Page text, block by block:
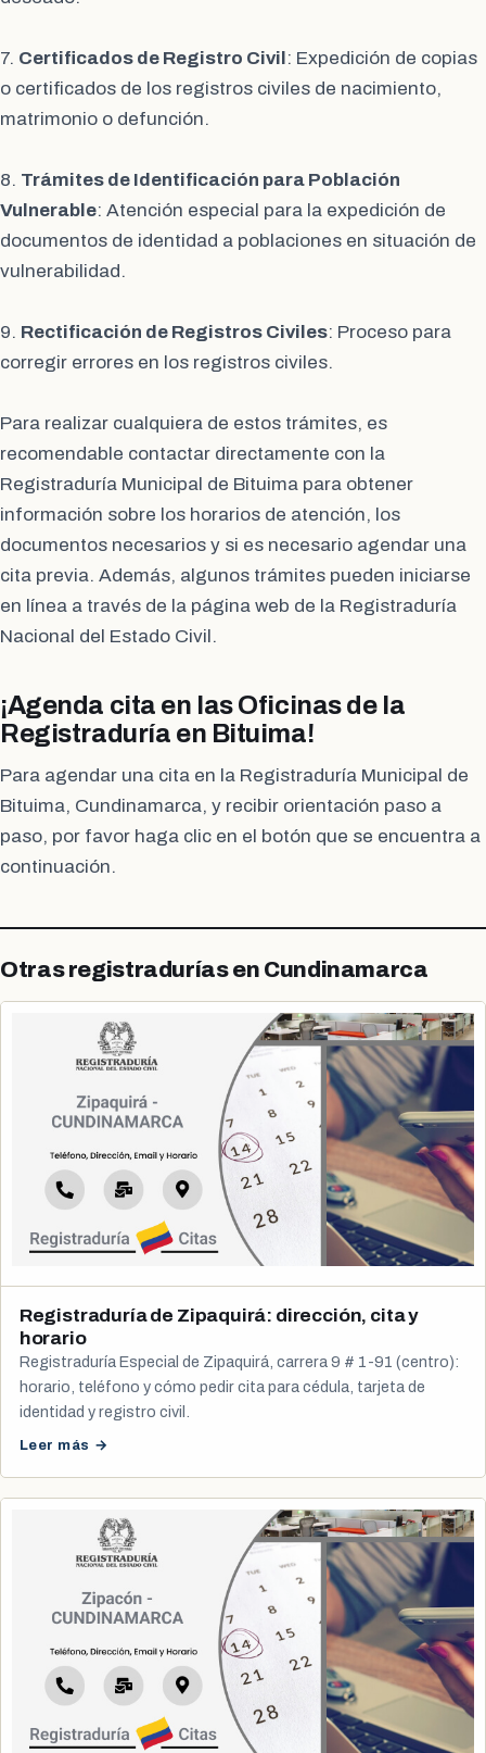
7. Certificados de Registro Civil : Expedición de copias
o certificados de los registros civiles de nacimiento,
matrimonio o defunción.
8. Trámites de Identificación para Población
Vulnerable: Atención especial para la expedición de
documentos de identidad a poblaciones en situación de
vulnerabilidad.
9. Rectificación de Registros Civiles: Proceso para
corregir errores en los registros civiles.
Para realizar cualquiera de estos trámites, es
recomendable contactar directamente con la
Registraduría Municipal de Bituima para obtener
información sobre los horarios de atención, los
documentos necesarios y si es necesario agendar una
cita previa. Además, algunos trámites pueden iniciarse
en línea a través de la página web de la Registraduría
Nacional del Estado Civil.
¡Agenda cita en las Oficinas de la
Registraduría en Bituima!
Para agendar una cita en la Registraduría Municipal de
Bituima, Cundinamarca, y recibir orientación paso a
paso, por favor haga clic en el botón que se encuentra a
continuación.
Otras registradurías en Cundinamarca
Registraduría de Zipaquirá: dirección, cita y
horario
Registraduría Especial de Zipaquirá, carrera 9 # 1-91 (centro):
horario, teléfono y cómo pedir cita para cédula, tarjeta de
identidad y registro civil.
Leer más →